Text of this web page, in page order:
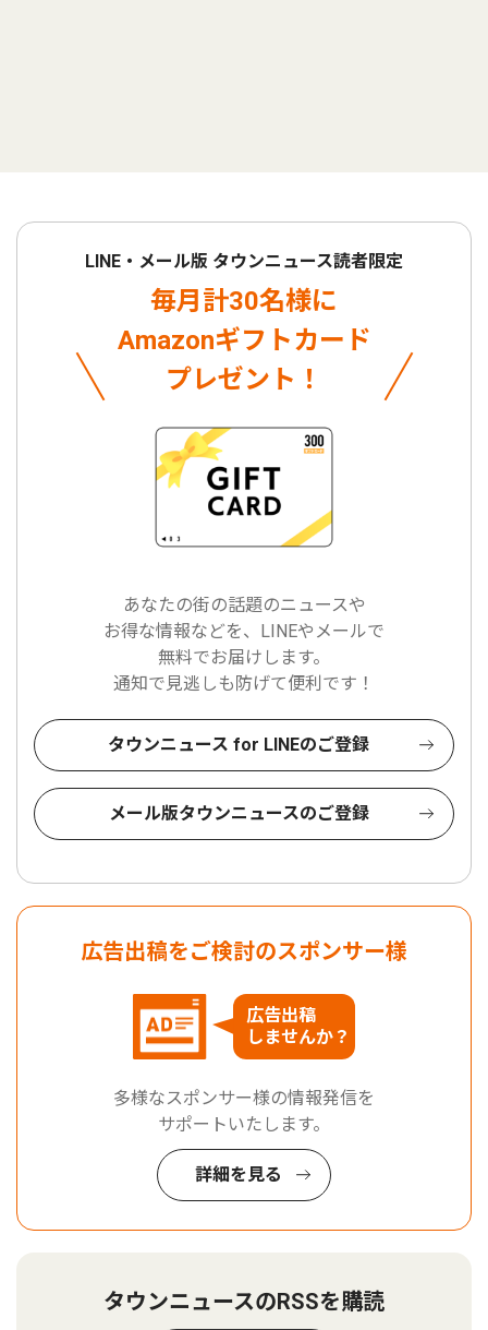
LINE・メール版 タウンニュース読者限定
毎月計30名様に
Amazonギフトカード
プレゼント！
あなたの街の話題のニュースや
お得な情報などを、LINEやメールで
無料でお届けします。
通知で見逃しも防げて便利です！
タウンニュース for LINEのご登録
メール版タウンニュースのご登録
広告出稿をご検討のスポンサー様
広告出稿
しませんか？
多様なスポンサー様の情報発信を
サポートいたします。
詳細を見る
タウンニュースのRSSを購読